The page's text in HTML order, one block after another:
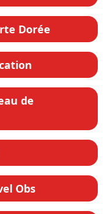
Dorée
de
Obs